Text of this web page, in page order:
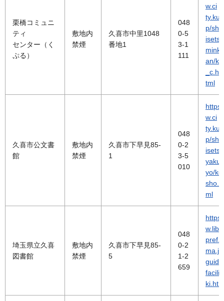
栗橋コミュニ
ティ
センター（く
ぷる）
敷地内
禁煙
久喜市中里1048
番地1
048
0-5
3-1
111
w.ci
p/sh
mink
an/
_c.h
tml
久喜市公文書
館
敷地内
禁煙
久喜市下早見85-
1
048
0-2
3-5
010
w.ci
p/sh
yakus
yo/
ml
埼玉県立久喜
図書館
敷地内
禁煙
久喜市下早見85-
5
048
0-2
1-2
659
w.lib.